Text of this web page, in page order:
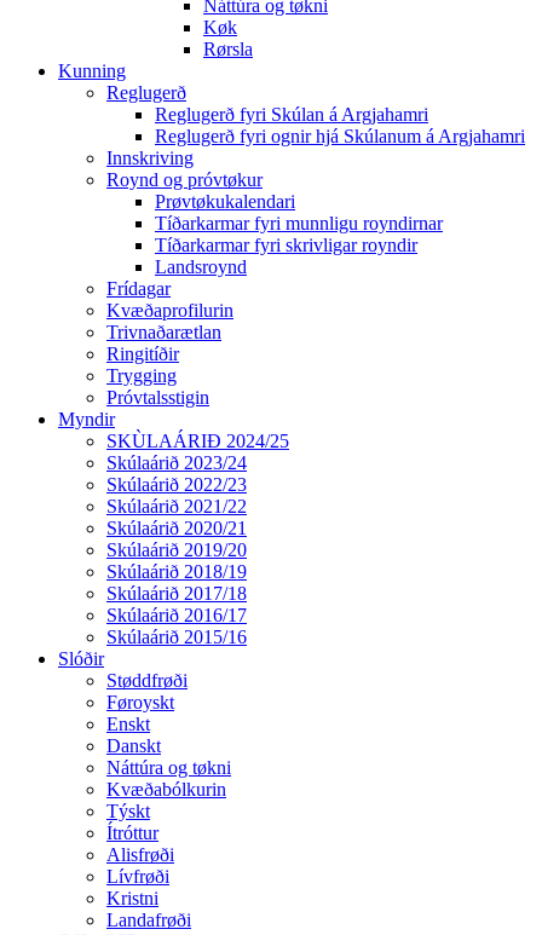
Náttúra og tøkni
Køk
Rørsla
Kunning
Reglugerð
Reglugerð fyri Skúlan á Argjahamri
Reglugerð fyri ognir hjá Skúlanum á Argjahamri
Innskriving
Roynd og próvtøkur
Prøvtøkukalendari
Tíðarkarmar fyri munnligu royndirnar
Tíðarkarmar fyri skrivligar royndir
Landsroynd
Frídagar
Kvæðaprofilurin
Trivnaðarætlan
Ringitíðir
Trygging
Próvtalsstigin
Myndir
SKÙLAÁRIÐ 2024/25
Skúlaárið 2023/24
Skúlaárið 2022/23
Skúlaárið 2021/22
Skúlaárið 2020/21
Skúlaárið 2019/20
Skúlaárið 2018/19
Skúlaárið 2017/18
Skúlaárið 2016/17
Skúlaárið 2015/16
Slóðir
Støddfrøði
Føroyskt
Enskt
Danskt
Náttúra og tøkni
Kvæðabólkurin
Týskt
Ítróttur
Alisfrøði
Lívfrøði
Kristni
Landafrøði